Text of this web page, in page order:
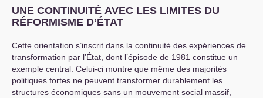
UNE CONTINUITÉ AVEC LES LIMITES DU
RÉFORMISME D’ÉTAT
Cette orientation s’inscrit dans la continuité des expériences de
transformation par l’État, dont l’épisode de 1981 constitue un
exemple central. Celui-ci montre que même des majorités
politiques fortes ne peuvent transformer durablement les
structures économiques sans un mouvement social massif,